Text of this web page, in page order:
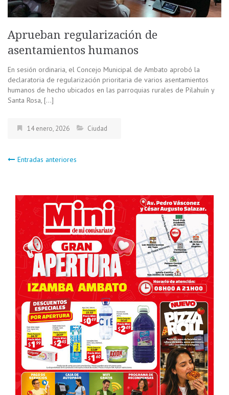
Aprueban regularización de
asentamientos humanos
En sesión ordinaria, el Concejo Municipal de Ambato aprobó la
declaratoria de regularización prioritaria de varios asentamientos
humanos de hecho ubicados en las parroquias rurales de Pilahuín y
Santa Rosa, […]
14 enero, 2026 Ciudad
Navegación
de
entradas
Entradas anteriores